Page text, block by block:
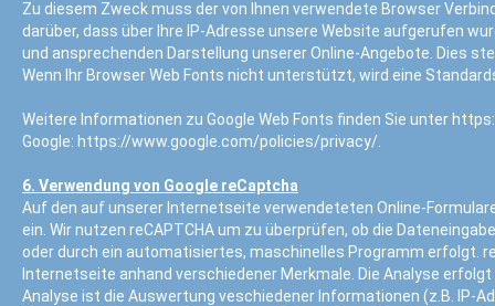
Zu diesem Zweck muss der von Ihnen verwendete Browser
darüber, dass über Ihre IP-Adresse unsere Website aufgerufen
und ansprechenden Darstellung unserer Online-Angebote. Dies
Wenn Ihr Browser Web Fonts nicht unterstützt, wird eine
Weitere Informationen zu Google Web Fonts finden Sie unter
Google: https://www.google.com/policies/privacy/.
6. Verwendung von Google reCaptcha
Auf den auf unserer Internetseite verwendeteten Online-
ein. Wir nutzen reCAPTCHA um zu überprüfen, ob die
oder durch ein automatisiertes, maschinelles Programm erfolgt.
Internetseite anhand verschiedener Merkmale. Die Analyse
Analyse ist die Auswertung veschiedener Informationen (z.B. IP-